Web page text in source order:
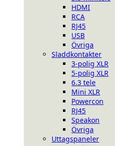
HDMI
RCA
RJ45
USB
Övriga
Sladdkontakter
3-polig XLR
5-polig XLR
6.3 tele
Mini XLR
Powercon
RJ45
Speakon
Övriga
Uttagspaneler